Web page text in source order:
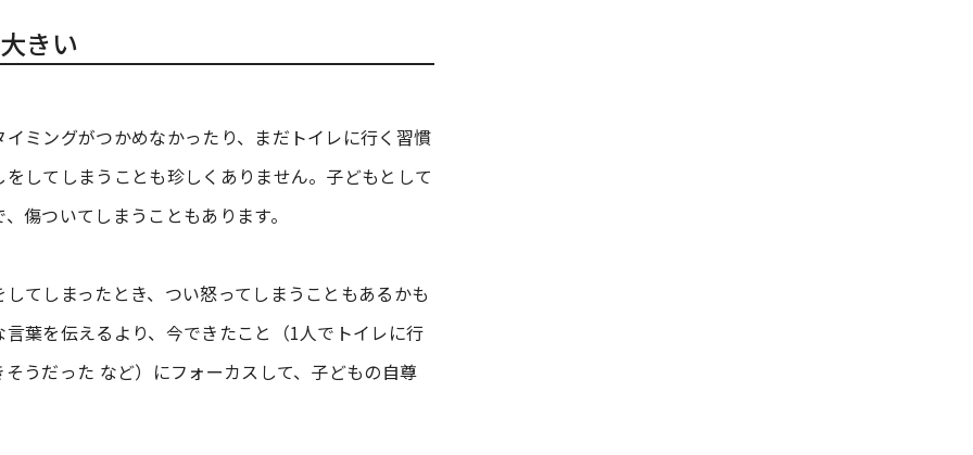
きい
ミングがつかめなかったり、まだトイレに行く習慣
してしまうことも珍しくありません。子どもとして
傷ついてしまうこともあります。
てしまったとき、つい怒ってしまうこともあるかも
葉を伝えるより、今できたこと（1人でトイレに行
うだった など）にフォーカスして、子どもの自尊